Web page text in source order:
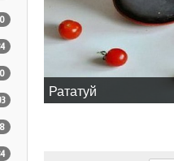
​Рататуй